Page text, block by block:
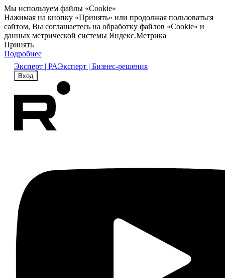
Мы используем файлы «Cookie»
Нажимая на кнопку «Принять» или продолжая пользоваться
сайтом, Вы соглашаетесь на обработку файлов «Cookie» и
данных метрической системы Яндекс.Метрика
Принять
Подробнее
Эксперт | РАЭксперт | Бизнес-решения
Вход